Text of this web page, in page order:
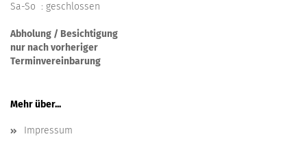
Sa-So : geschlossen
Abholung / Besichtigung
nur nach vorheriger
Terminvereinbarung
Mehr über...
Impressum